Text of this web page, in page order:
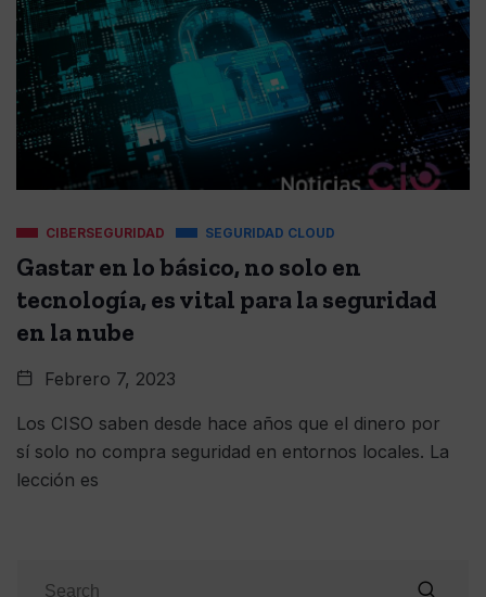
CIBERSEGURIDAD SEGURIDAD CLOUD
Gastar en lo básico, no solo en
tecnología, es vital para la seguridad
en la nube
Febrero 7, 2023
Los CISO saben desde hace años que el dinero por
sí solo no compra seguridad en entornos locales. La
lección es